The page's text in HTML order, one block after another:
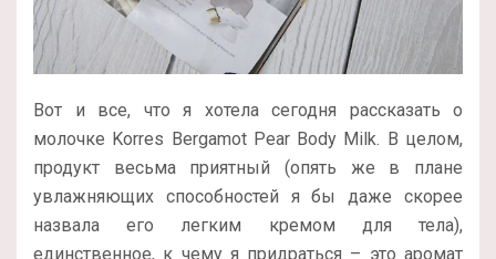
Вот и все, что я хотела сегодня рассказать о
молочке Korres Bergamot Pear Body Milk. В целом,
продукт весьма приятный (опять же в плане
увлажняющих способностей я бы даже скорее
назвала его легким кремом для тела),
единственное, к чему я придраться – это аромат